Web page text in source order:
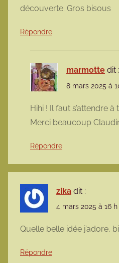
découverte. Gros bisous
Répondre
marmotte dit :
8 mars 2025 à
Hihi ! Il faut s’attendre
Merci beaucoup
Répondre
zika dit :
4 mars 2025 à 16
Quelle belle idée j’adore,
Répondre